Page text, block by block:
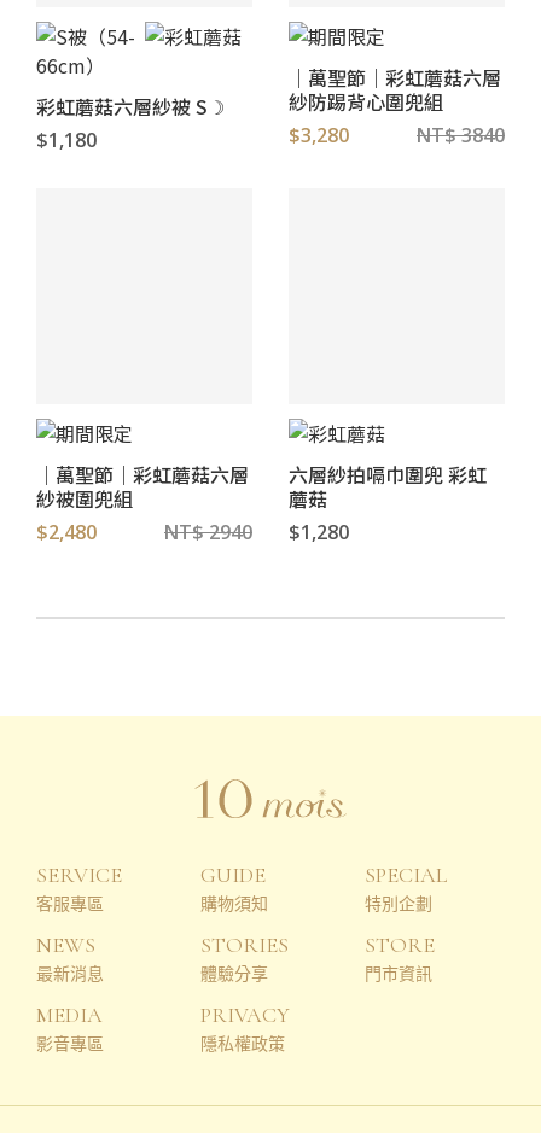
彩虹蘑菇六層紗被 S☽
$1,180
｜萬聖節｜彩虹蘑菇六層
紗防踢背心圍兜組
$3,280 NT$ 3840
｜萬聖節｜彩虹蘑菇六層
紗被圍兜組
$2,480 NT$ 2940
六層紗拍嗝巾圍兜 彩虹
蘑菇
$1,280
SERVICE
客服專區
GUIDE
購物須知
SPECIAL
特別企劃
NEWS
最新消息
STORIES
體驗分享
STORE
門市資訊
MEDIA
影音專區
PRIVACY
隱私權政策